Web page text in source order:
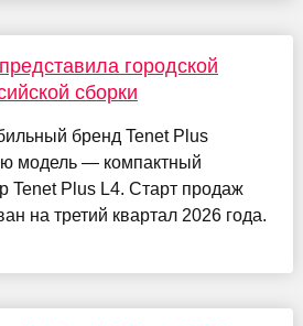
городской
сборки
бренд Tenet Plus
модель — компактный
Tenet Plus L4. Старт продаж
на третий квартал 2026 года.